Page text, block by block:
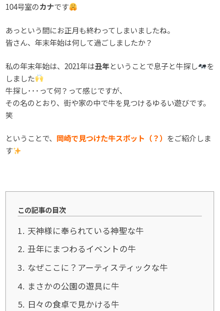
104号室のカナです
あっという間にお正月も終わってしまいましたね。
皆さん、年末年始は何して過ごしましたか？
私の年末年始は、2021年は丑年ということで息子と牛探し
を
しました
牛探し･･･って何？って感じですが、
その名のとおり、街や家の中で牛を見つけるゆるい遊びです。
笑
ということで、 岡崎で見つけた牛スポット（？） をご紹介しま
す
この記事の目次
1 天神様に奉られている神聖な牛
2 丑年にまつわるイベントの牛
3 なぜここに？アーティスティックな牛
4 まさかの公園の遊具に牛
5 日々の食卓で見かける牛